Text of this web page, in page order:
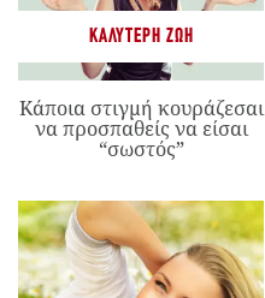
ΚΑΛΎΤΕΡΗ ΖΩΉ
Κάποια στιγμή κουράζεσαι
να προσπαθείς να είσαι
“σωστός”